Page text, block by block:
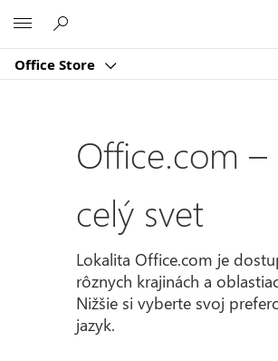
Office Store
Office.com –
celý svet
Lokalita Office.com je
rôznych krajinách a
Nižšie si vyberte svoj
jazyk.